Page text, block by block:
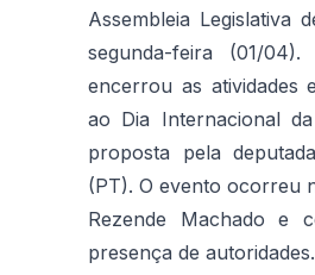
Assembleia Legislativa
segunda-feira (01/04).
encerrou as atividades
ao Dia Internacional
proposta pela
(PT). O evento ocorreu
Rezende Machado e
presença de autoridades.